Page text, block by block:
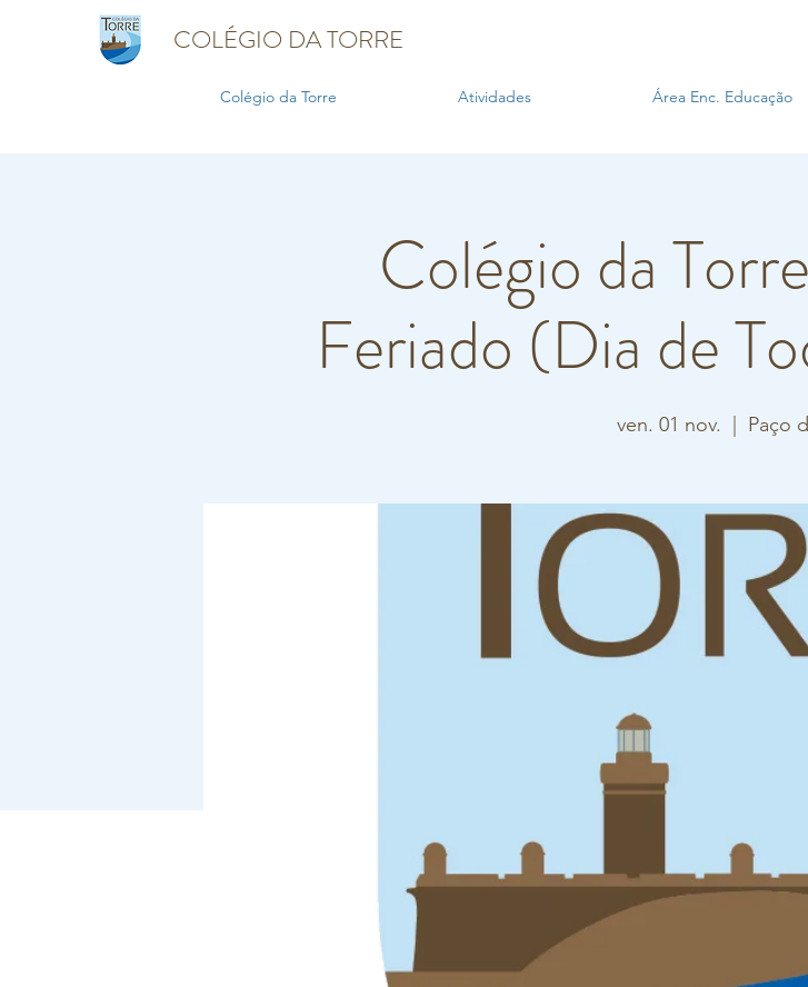
COLÉGIO DA TORRE
Colégio da Torre Atividades Área Enc. Educação
Colégio da
Feriado (Dia de
ven. 01 nov. Paço